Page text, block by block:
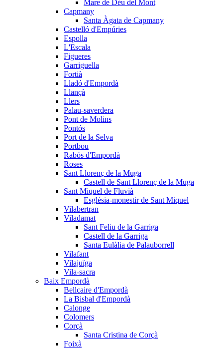
Mare de Déu del Mont
Capmany
Santa Àgata de Capmany
Castelló d'Empúries
Espolla
L'Escala
Figueres
Garriguella
Fortià
Lladó d'Empordà
Llançà
Llers
Palau-saverdera
Pont de Molins
Pontós
Port de la Selva
Portbou
Rabós d'Empordà
Roses
Sant Llorenç de la Muga
Castell de Sant Llorenç de la Muga
Sant Miquel de Fluvià
Església-monestir de Sant Miquel
Vilabertran
Viladamat
Sant Feliu de la Garriga
Castell de la Garriga
Santa Eulàlia de Palauborrell
Vilafant
Vilajuïga
Vila-sacra
Baix Empordà
Bellcaire d'Empordà
La Bisbal d'Empordà
Calonge
Colomers
Corçà
Santa Cristina de Corçà
Foixà